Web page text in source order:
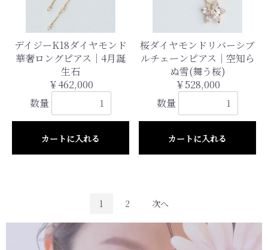
デイジーK18ダイヤモンド
華奢ロングピアス｜4月誕
生石
￥462,000
数量
カートに入れる
桜ダイヤモンドリバーシブ
ルチェーンピアス｜空知ら
ぬ雪(舞う桜)
￥528,000
数量
カートに入れる
1 2 次へ